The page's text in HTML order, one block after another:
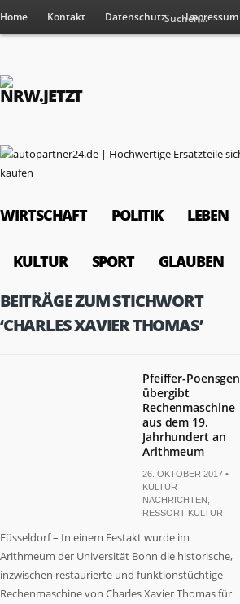
Home Kontakt Datenschutz Impressum
WIRTSCHAFT POLITIK LEBEN
KULTUR SPORT GLAUBEN
BEITRÄGE ZUM STICHWORT
‘CHARLES XAVIER THOMAS’
Pfeiffer-Poensgen
übergibt
Rechenmaschine
aus dem 19.
Jahrhundert an
Arithmeum
26. OKTOBER 2017 •
KULTUR
NACHRICHTEN
RESSORT KULTUR
Füsseldorf – In einem Festakt wurde im
Arithmeum der Universität Bonn die historische,
inzwischen restaurierte und funktionstüchtige
Rechenmaschine von Charles Xavier Thomas für